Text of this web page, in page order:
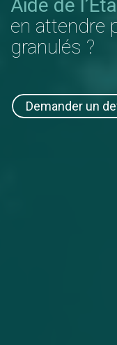
Aide de
en attendre
granulés ?
Demander un